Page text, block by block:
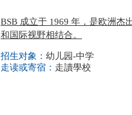
BSB 成立于 1969 年，是欧洲杰
和国际视野相结合。
招生对象： 幼儿园-中学
走读或寄宿： 走讀學校